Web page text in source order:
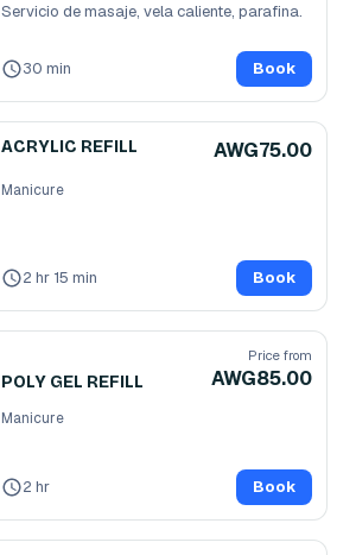
Servicio de masaje, vela caliente, parafina.
30 min Book
ACRYLIC REFILL AWG75.00
Manicure
2 hr 15 min Book
POLY GEL REFILL
Price from
AWG85.00
Manicure
2 hr Book